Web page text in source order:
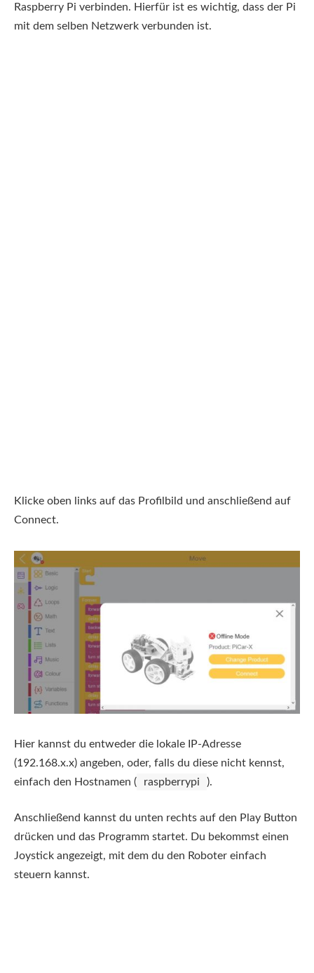
Raspberry Pi verbinden. Hierfür ist es wichtig, dass der Pi
mit dem selben Netzwerk verbunden ist.
Klicke oben links auf das Profilbild und anschließend auf
Connect.
Hier kannst du entweder die lokale IP-Adresse
(192.168.x.x) angeben, oder, falls du diese nicht kennst,
einfach den Hostnamen (
raspberrypi ).
Anschließend kannst du unten rechts auf den Play Button
drücken und das Programm startet. Du bekommst einen
Joystick angezeigt, mit dem du den Roboter einfach
steuern kannst.